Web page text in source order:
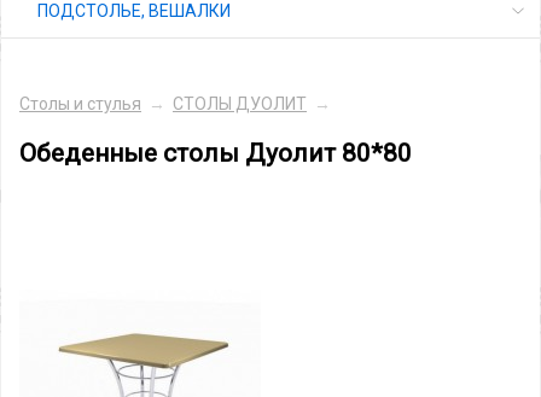
ПОДСТОЛЬЕ, ВЕШАЛКИ
Столы и стулья → СТОЛЫ ДУОЛИТ →
Обеденные столы Дуолит 80*80